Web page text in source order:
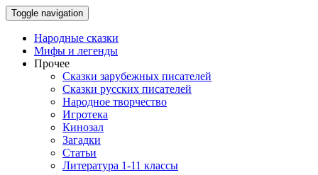
Toggle navigation
Народные сказки
Мифы и легенды
Прочее
Сказки зарубежных писателей
Сказки русских писателей
Народное творчество
Игротека
Кинозал
Загадки
Статьи
Литература 1-11 классы